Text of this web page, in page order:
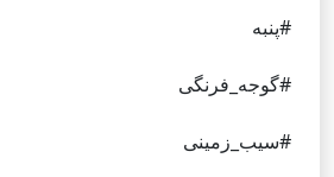
#پنبه
#گوجه_فرنگی
#سیب_زمینی